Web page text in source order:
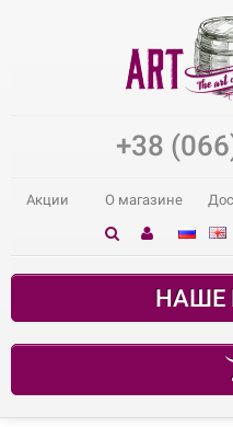
+38
Акции О магазине
НАШЕ
В